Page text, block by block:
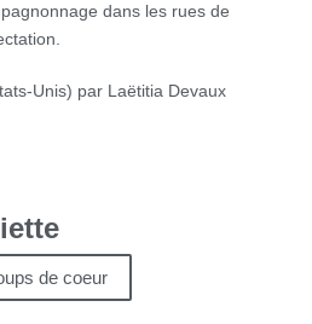
dans les rues de
Unis) par Laëtitia Devaux
de coeur